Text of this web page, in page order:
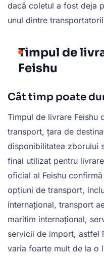
dacă coletul a fost deja
unul dintre
Timpul de
Feishu
Cât timp poate
Timpul de livrare Feishu
transport, țara de
disponibilitatea zborului
final utilizat pentru
oficial al Feishu
opțiuni de transport,
internațional, transport
maritim internațional,
servicii de import, astfel
varia foarte mult de la o